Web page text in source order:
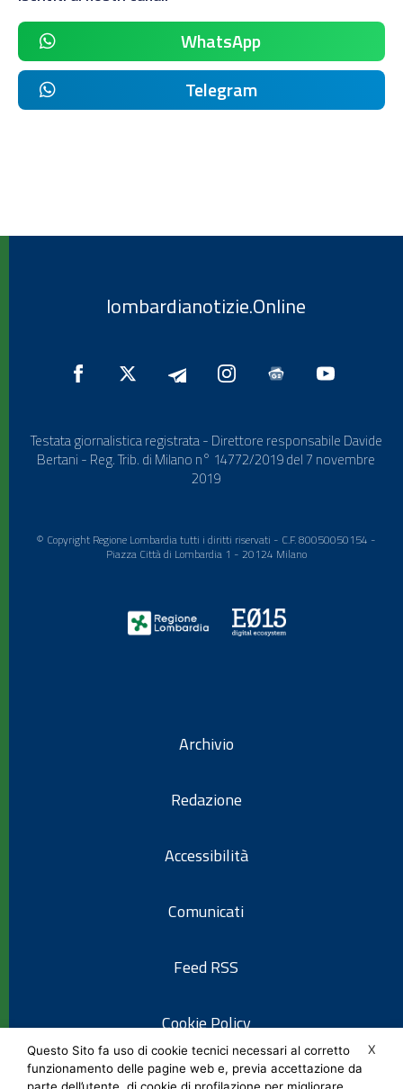
WhatsApp
Telegram
lombardianotizie.Online
Testata giornalistica registrata - Direttore responsabile Davide
Bertani - Reg. Trib. di Milano n° 14772/2019 del 7 novembre
2019
© Copyright Regione Lombardia tutti i diritti riservati - C.F. 80050050154 -
Piazza Città di Lombardia 1 - 20124 Milano
Archivio
Redazione
Accessibilità
Comunicati
Feed RSS
Cookie Policy
Informativa privacy
X
Questo Sito fa uso di cookie tecnici necessari al corretto
funzionamento delle pagine web e, previa accettazione da